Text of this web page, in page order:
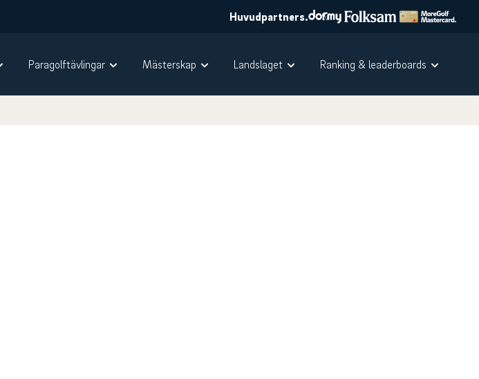
Huvudpartners.
Paragolftävlingar Mästerskap Landslaget Ranking & leaderboards